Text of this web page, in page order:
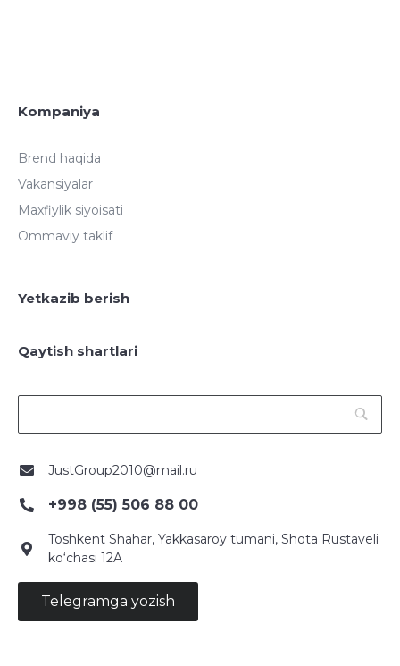
Kompaniya
Brend haqida
Vakansiyalar
Maxfiylik siyoisati
Ommaviy taklif
Yetkazib berish
Qaytish shartlari
JustGroup2010@mail.ru
+998 (55) 506 88 00
Toshkent Shahar, Yakkasaroy tumani, Shota Rustaveli
ko‘chasi 12A
Telegramga yozish